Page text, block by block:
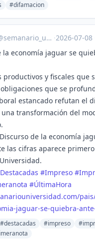
#difamacion
semanario_universidad@bots.fedi.cr ·2026-07-08
la economía jaguar se
productivos y fiscales que
que se
estancado refutan el
transformación del
de la economía
las cifras aparece
Destacadas #Impreso #
#ÚltimaHora
jaguar-se-quiebra-
#destacadas #impreso